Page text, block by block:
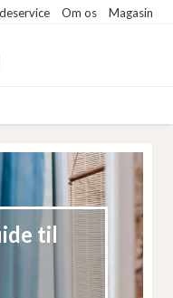
Om os Magasin
til